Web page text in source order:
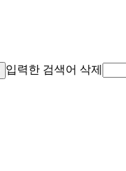
입력한 검색어 삭제